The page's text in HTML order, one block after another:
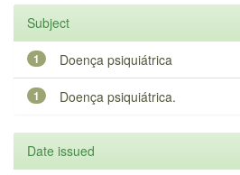
Subject
1 Doença psiquiátrica
1 Doença psiquiátrica.
Date issued